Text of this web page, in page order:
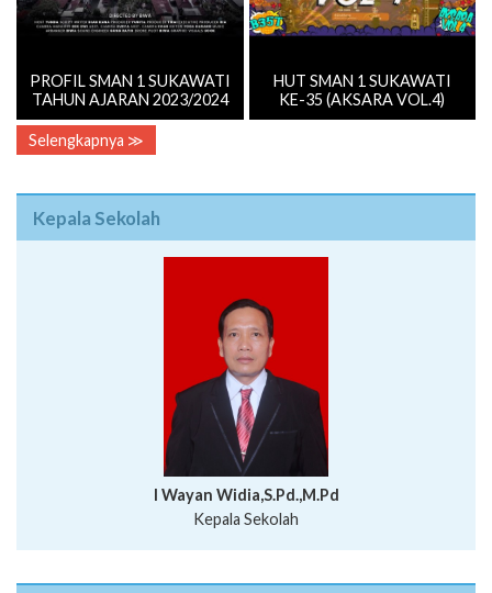
PROFIL SMAN 1 SUKAWATI
TAHUN AJARAN 2023/2024
HUT SMAN 1 SUKAWATI
KE-35 (AKSARA VOL.4)
Selengkapnya ≫
Kepala Sekolah
I Wayan Widia,S.Pd.,M.Pd
Kepala Sekolah